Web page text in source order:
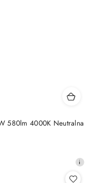
580lm 4000K Neutralna